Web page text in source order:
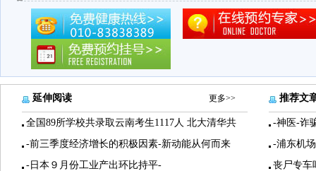
延伸阅读 更多>>
全国89所学校共录取云南考生1117人 北大清华共
-前三季度经济增长的积极因素-新动能从何而来
-日本９月份工业产出环比持平-
推荐文
-神医-诈
-浦东机
丧尸专车